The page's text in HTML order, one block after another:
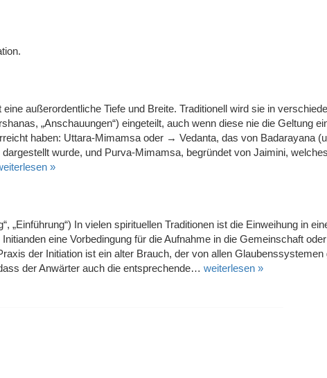
außerordentliche Tiefe und Breite. Traditionell wird sie in
„Anschauungen“) eingeteilt, auch wenn diese nie die Geltung
haben: Uttara-Mimamsa oder → Vedanta, das von Badarayana
wurde, und Purva-Mimamsa, begründet von Jaimini,
»
„Einführung“) In vielen spirituellen Traditionen ist die Einweihung in
eine Vorbedingung für die Aufnahme in die Gemeinschaft
der Initiation ist ein alter Brauch, der von allen Glaubenssystemen
der Anwärter auch die entsprechende… weiterlesen »